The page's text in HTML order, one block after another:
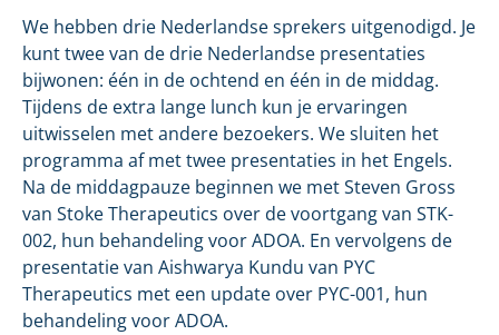
We hebben drie Nederlandse sprekers uitgenodigd. Je
kunt twee van de drie Nederlandse presentaties
bijwonen: één in de ochtend en één in de middag.
Tijdens de extra lange lunch kun je ervaringen
uitwisselen met andere bezoekers. We sluiten het
programma af met twee presentaties in het Engels.
Na de middagpauze beginnen we met Steven Gross
van Stoke Therapeutics over de voortgang van STK-
002, hun behandeling voor ADOA. En vervolgens de
presentatie van Aishwarya Kundu van PYC
Therapeutics met een update over PYC-001, hun
behandeling voor ADOA.